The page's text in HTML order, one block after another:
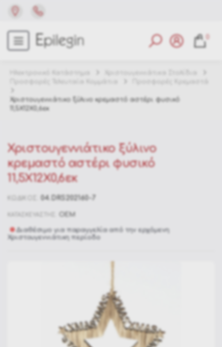
Χριστουγεννιάτικο ξύλινο κρεμαστό αστέρι φυσικό
11,5Χ12Χ0,6εκ
Χριστουγεννιάτικο ξύλινο
κρεμαστό αστέρι φυσικό
11,5Χ12Χ0,6εκ
04.DRS202160-7
OEM
Διαθέσιμο για παραγγελία από την ερχόμενη
Χριστουγεννιάτικη περίοδο